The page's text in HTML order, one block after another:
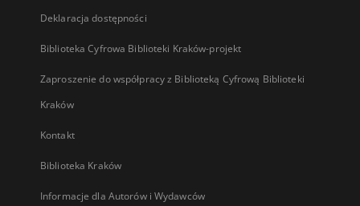
Deklaracja dostępności
Biblioteka Cyfrowa Biblioteki Kraków-projekt
Zaproszenie do współpracy z Biblioteką Cyfrową Biblioteki
Kraków
Kontakt
Biblioteka Kraków
Informacje dla Autorów i Wydawców